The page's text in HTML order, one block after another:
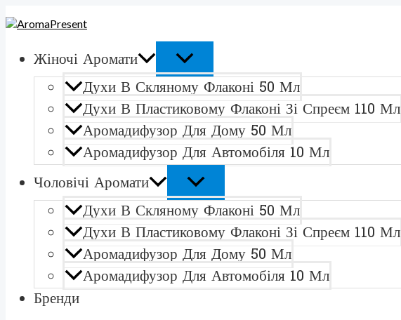
к
содержимому
Жіночі Аромати
Духи В Скляному Флаконі 50 Мл
Духи В Пластиковому Флаконі Зі Спреєм 110 Мл
Аромадифузор Для Дому 50 Мл
Аромадифузор Для Автомобіля 10 Мл
Чоловічі Аромати
Духи В Скляному Флаконі 50 Мл
Духи В Пластиковому Флаконі Зі Спреєм 110 Мл
Аромадифузор Для Дому 50 Мл
Аромадифузор Для Автомобіля 10 Мл
Бренди
товара
Yves
Laurent
ParisДухи
скляному